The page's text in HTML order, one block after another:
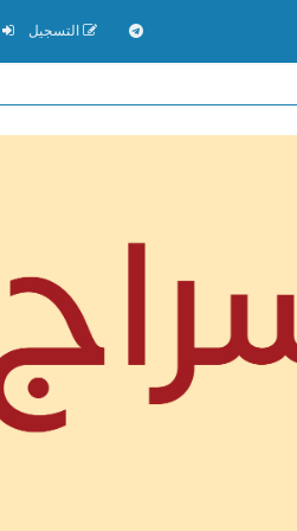
التسجيل